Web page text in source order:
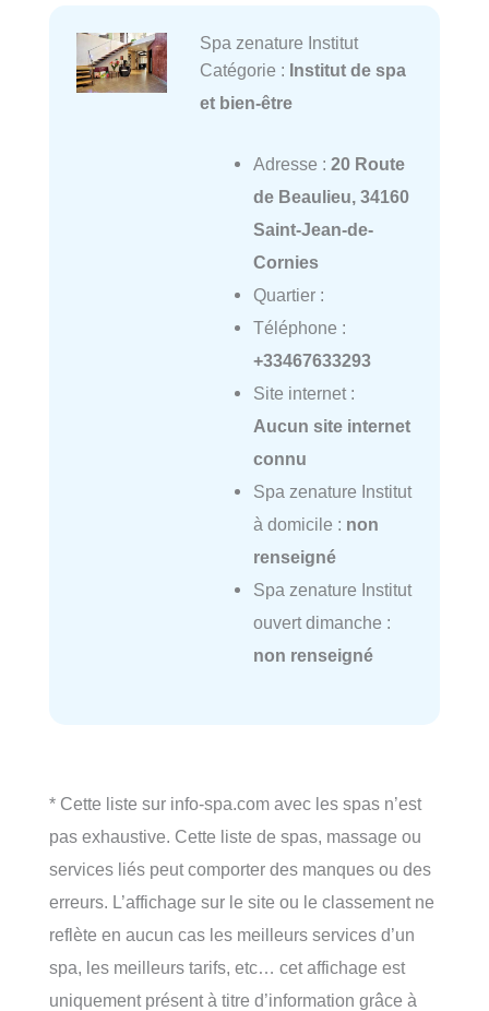
Spa zenature Institut
Catégorie : Institut de spa
et bien-être
Adresse : 20 Route
de Beaulieu, 34160
Saint-Jean-de-
Cornies
Quartier :
Téléphone :
+33467633293
Site internet :
Aucun site internet
connu
Spa zenature Institut
à domicile : non
renseigné
Spa zenature Institut
ouvert dimanche :
non renseigné
* Cette liste sur info-spa.com avec les spas n’est
pas exhaustive. Cette liste de spas, massage ou
services liés peut comporter des manques ou des
erreurs. L’affichage sur le site ou le classement ne
reflète en aucun cas les meilleurs services d’un
spa, les meilleurs tarifs, etc… cet affichage est
uniquement présent à titre d’information grâce à